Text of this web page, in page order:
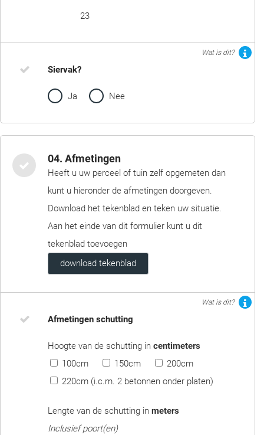
23
Wat is dit?
Siervak?
Ja Nee
04. Afmetingen
Heeft u uw perceel of tuin zelf opgemeten dan
kunt u hieronder de afmetingen doorgeven.
Download het tekenblad en teken uw situatie.
Aan het einde van dit formulier kunt u dit
tekenblad toevoegen
download tekenblad
Wat is dit?
Afmetingen schutting
Hoogte van de schutting in centimeters
100cm
150cm
200cm
220cm (i.c.m. 2 betonnen onder platen)
Lengte van de schutting in meters
Inclusief poort(en)